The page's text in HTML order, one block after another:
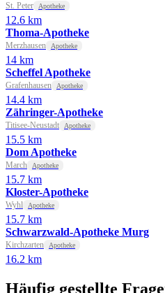
St. Peter Apotheke
12.6 km
Thoma-Apotheke
Merzhausen Apotheke
14 km
Scheffel Apotheke
Grafenhausen Apotheke
14.4 km
Zähringer-Apotheke
Titisee-Neustadt Apotheke
15.5 km
Dom Apotheke
March Apotheke
15.7 km
Kloster-Apotheke
Wyhl Apotheke
15.7 km
Schwarzwald-Apotheke Murg
Kirchzarten Apotheke
16.2 km
Häufig gestellte